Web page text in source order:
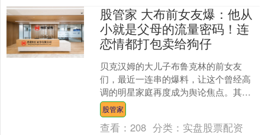
股管家 大布前女友爆：他从
小就是父母的流量密码！连
恋情都打包卖给狗仔
贝克汉姆的大儿子布鲁克林的前女友
们，最近一连串的爆料，让这个曾经高
调的明星家庭再度成为舆论焦点。其中
一条最劲爆的消息是：贝克汉姆夫妇多
年来一直把儿子的行程卖给狗....
股管家
查看：208 分类： 实盘股票配资